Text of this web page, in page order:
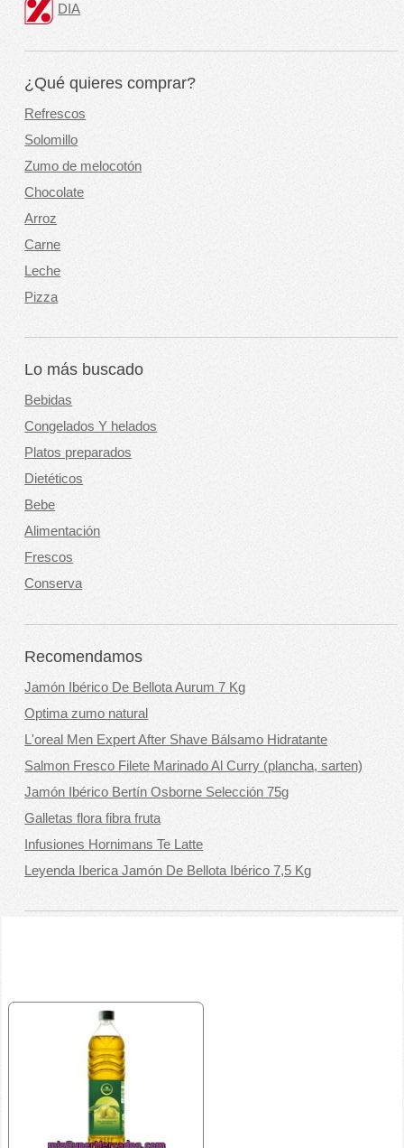
DIA
¿Qué quieres comprar?
Refrescos
Solomillo
Zumo de melocotón
Chocolate
Arroz
Carne
Leche
Pizza
Lo más buscado
Bebidas
Congelados Y helados
Platos preparados
Dietéticos
Bebe
Alimentación
Frescos
Conserva
Recomendamos
Jamón Ibérico De Bellota Aurum 7 Kg
Optima zumo natural
L'oreal Men Expert After Shave Bálsamo Hidratante
Salmon Fresco Filete Marinado Al Curry (plancha, sarten)
Jamón Ibérico Bertín Osborne Selección 75g
Galletas flora fibra fruta
Infusiones Hornimans Te Latte
Leyenda Iberica Jamón De Bellota Ibérico 7,5 Kg